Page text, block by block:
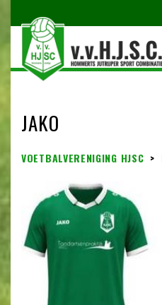
JAKO
VOETBALVERENIGING HJSC >